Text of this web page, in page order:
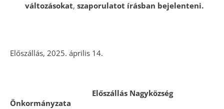
változásokat, szaporulatot írásban bejelenteni.
Előszállás, 2025. április 14.
Előszállás Nagyközség
Önkormányzata